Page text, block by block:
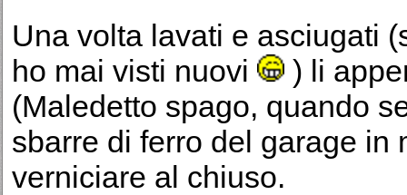
Una volta lavati e asciugati
ho mai visti nuovi
) li
(Maledetto spago, quando
sbarre di ferro del garage in
verniciare al chiuso.